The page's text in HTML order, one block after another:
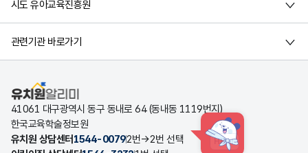
시도 유아교육진흥원
관련기관 바로가기
유치원알리미
41061 대구광역시 동구 동내로 64 (동내동 1119번지)
한국교육학술정보원
유치원 상담센터 1544-00792번→2번 선택 HINT